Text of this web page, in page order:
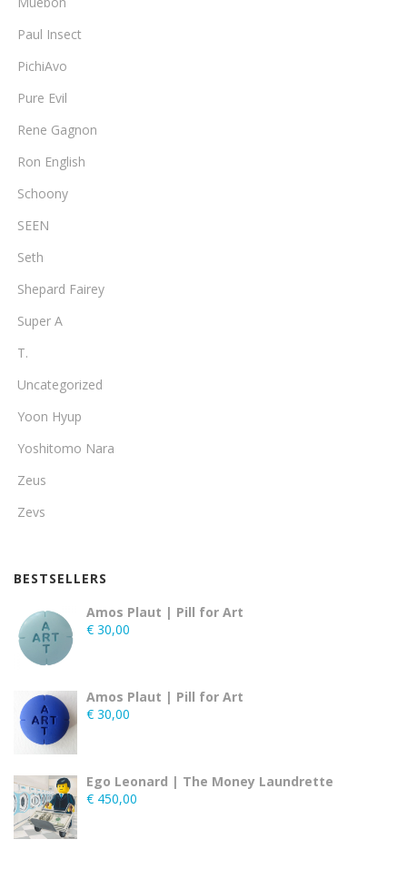
Paul Insect
PichiAvo
Pure Evil
Rene Gagnon
Ron English
Schoony
SEEN
Seth
Shepard Fairey
Super A
T.
Uncategorized
Yoon Hyup
Yoshitomo Nara
Zeus
Zevs
BESTSELLERS
Amos Plaut | Pill for Art
€ 30,00
Amos Plaut | Pill for Art
€ 30,00
Ego Leonard | The Money Laundrette
€ 450,00